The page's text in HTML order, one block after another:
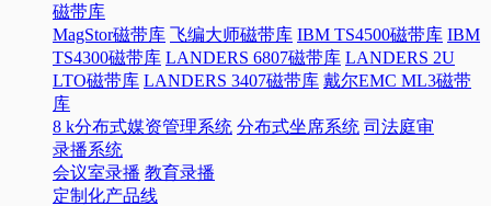
磁带库
MagStor磁带库 飞编大师磁带库 IBM TS4500磁带库 IBM
TS4300磁带库 LANDERS 6807磁带库 LANDERS 2U
LTO磁带库 LANDERS 3407磁带库 戴尔EMC ML3磁带
库
8 k分布式媒资管理系统 分布式坐席系统 司法庭审
录播系统
会议室录播 教育录播
定制化产品线